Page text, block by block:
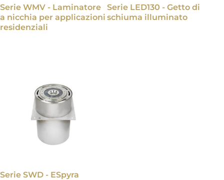
Serie WMV - Laminatore
a nicchia per applicazioni
residenziali
Serie LED130 - Getto di
schiuma illuminato
Serie SWD - ESpyra